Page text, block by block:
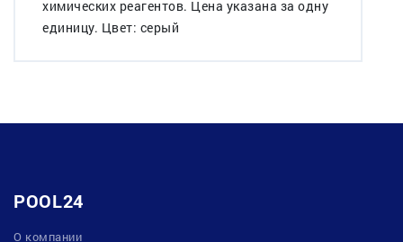
химических реагентов. Цена указана за одну
единицу. Цвет: серый
POOL24
О компании